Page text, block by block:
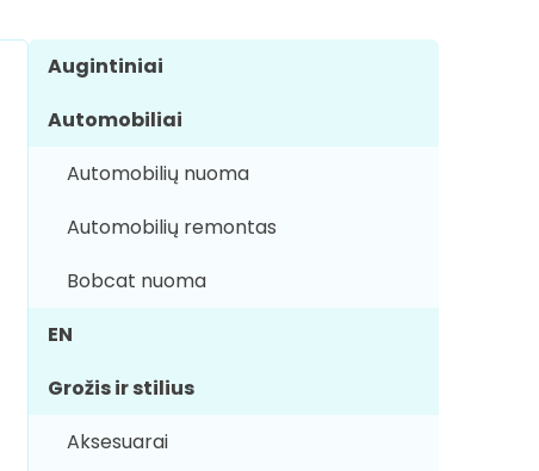
Augintiniai
Automobiliai
Automobilių nuoma
Automobilių remontas
Bobcat nuoma
EN
Grožis ir stilius
Aksesuarai